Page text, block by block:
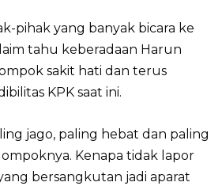
pihak yang banyak bicara ke
tahu keberadaan Harun
sakit hati dan terus
KPK saat ini.
jago, paling hebat dan paling
Kenapa tidak lapor
bersangkutan jadi aparat